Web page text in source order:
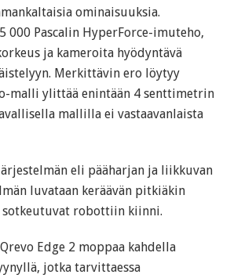
ominaisuuksia.
000 Pascalin HyperForce-imuteho,
ja kameroita hyödyntävä
Merkittävin ero löytyy
malli ylittää enintään 4 senttimetrin
mallilla ei vastaavanlaista
eli pääharjan ja liikkuvan
luvataan keräävän pitkiäkin
sotkeutuvat robottiin kiinni.
Edge 2 moppaa kahdella
jotka tarvittaessa